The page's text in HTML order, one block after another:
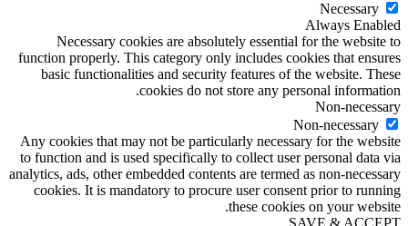
Necessary
Always Enabled
Necessary cookies are absolutely essential for the website to
function properly. This category only includes cookies that ensures
basic functionalities and security features of the website. These
cookies do not store any personal information.
Non-necessary
Non-necessary
Any cookies that may not be particularly necessary for the website
to function and is used specifically to collect user personal data via
analytics, ads, other embedded contents are termed as non-necessary
cookies. It is mandatory to procure user consent prior to running
these cookies on your website.
SAVE & ACCEPT